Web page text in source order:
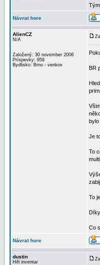
Návrat hore
AlienCZ
N/A
Založený: 30 november 2006
Príspevky: 959
Bydlisko: Brno - venkov
BR
bylo
Je
To
To
Co
Návrat hore
dustin
Hifi inventar